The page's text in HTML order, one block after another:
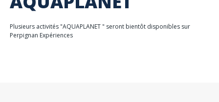
Plusieurs activités "AQUAPLANET " seront bientôt disponibles sur
Perpignan Expériences